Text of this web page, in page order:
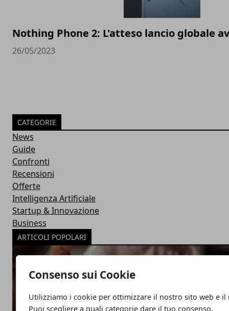
Consenso sui Cookie
Utilizziamo i cookie per ottimizzare il nostro sito web e il
Puoi scegliere a quali categorie dare il tuo consenso.
Nothing Phone 2: L'atteso lancio globale
26/05/2023
CATEGORIE
News
Guide
Confronti
Recensioni
Offerte
Intelligenza Artificiale
Startup & Innovazione
Business
ARTICOLI POPOLARI